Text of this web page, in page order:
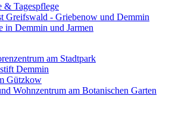
& Tagespflege
Greifswald - Griebenow und Demmin
in Demmin und Jarmen
am Stadtpark
Demmin
Gützkow
Wohnzentrum am Botanischen Garten